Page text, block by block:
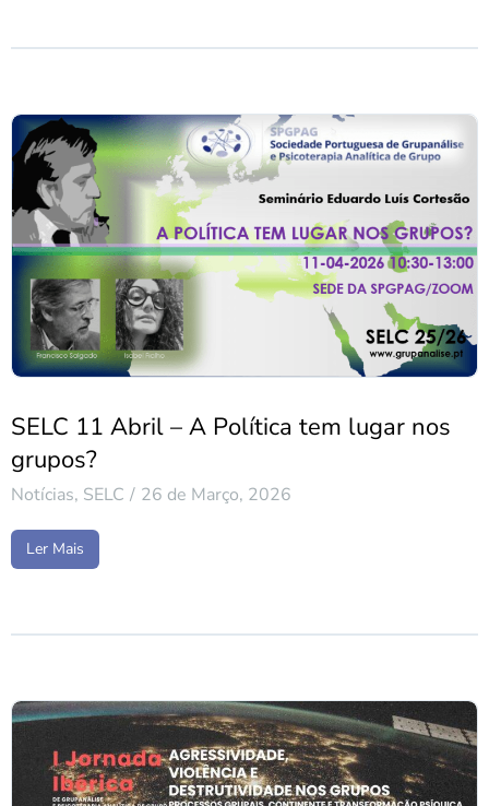
SELC 11 Abril – A Política tem lugar nos
grupos?
Notícias, SELC 26 de Março, 2026
Ler Mais